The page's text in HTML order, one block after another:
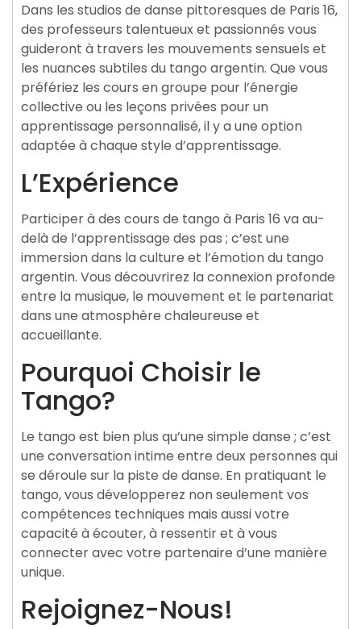
Dans les studios de danse pittoresques de Paris 16,
des professeurs talentueux et passionnés vous
guideront à travers les mouvements sensuels et
les nuances subtiles du tango argentin. Que vous
préfériez les cours en groupe pour l’énergie
collective ou les leçons privées pour un
apprentissage personnalisé, il y a une option
adaptée à chaque style d’apprentissage.
L’Expérience
Participer à des cours de tango à Paris 16 va au-
delà de l’apprentissage des pas ; c’est une
immersion dans la culture et l’émotion du tango
argentin. Vous découvrirez la connexion profonde
entre la musique, le mouvement et le partenariat
dans une atmosphère chaleureuse et
accueillante.
Pourquoi Choisir le
Tango?
Le tango est bien plus qu’une simple danse ; c’est
une conversation intime entre deux personnes qui
se déroule sur la piste de danse. En pratiquant le
tango, vous développerez non seulement vos
compétences techniques mais aussi votre
capacité à écouter, à ressentir et à vous
connecter avec votre partenaire d’une manière
unique.
Rejoignez-Nous!